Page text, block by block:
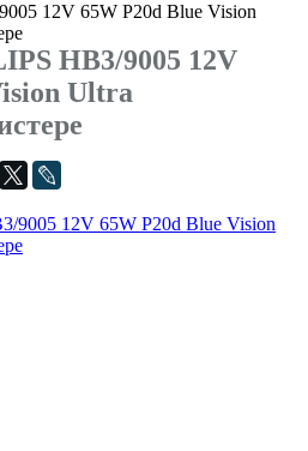
12V 65W P20d Blue Vision
HB3/9005 12V
Ultra